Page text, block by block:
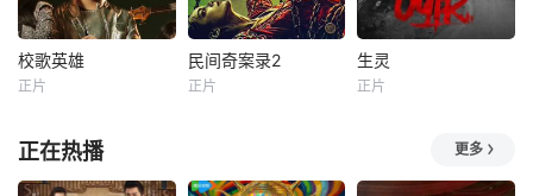
离奇身亡的双胞胎
妹妹瑞音时，瑞真
孤身一人踏上了挖
掘死亡真相的道
面交锋。申
霍默、康拉德和比
利被贫民窟里惹是
生非的青少年谋杀
案所困扰。
少成为一名芭蕾舞
演员。
校歌英雄
叛逆富二代叛逆为
躲爹妈安排，偷报
校歌英雄
正片
民间奇案录2
张天盛遇上一起离
民间奇案录2
正片
生灵
暂【嘿叭电影-高清
视频免费在线观
生灵
正片
正在热播 更多